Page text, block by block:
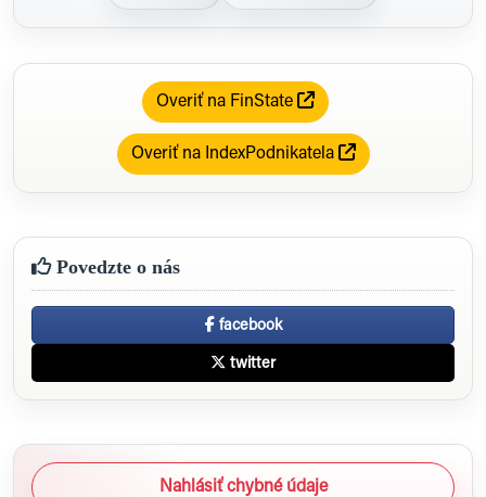
Overiť na FinState
Overiť na IndexPodnikatela
Povedzte o nás
facebook
twitter
Nahlásiť chybné údaje